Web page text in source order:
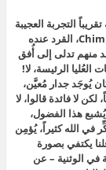
التجربة العجيبة
جداً والمُثيرة التي أُجريت على قرود الشِمْبانزِي Chimpanzee، القرد عنده
منهم تدلى إلى أُفق
الرئيسة، لا!
يُوجَد جدار مُعيَّن،
لا فائدة قالوا، لا
هذا الفضول،
الله كثيراً، يُؤمِن
يكتفي بصورة
في الوثنية – عن